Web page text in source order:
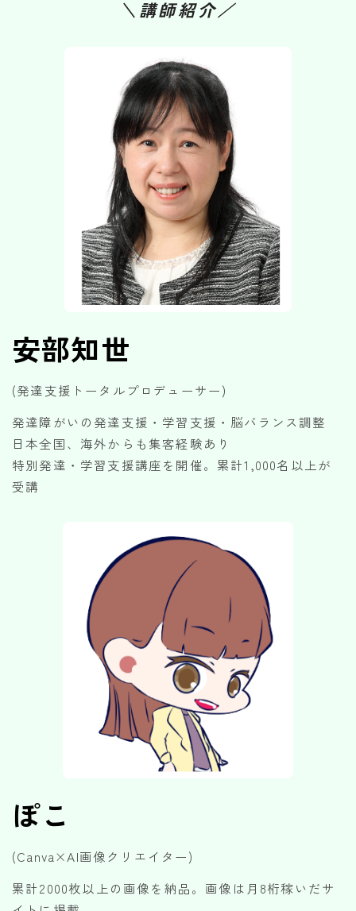
＼講師紹介／
安部知世
(発達支援トータルプロデューサー)
発達障がいの発達支援・学習支援・脳バランス調整
日本全国、海外からも集客経験あり
特別発達・学習支援講座を開催。累計1,000名以上が
受講
ぽこ
(Canva×AI画像クリエイター)
累計2000枚以上の画像を納品。画像は月8桁稼いだサ